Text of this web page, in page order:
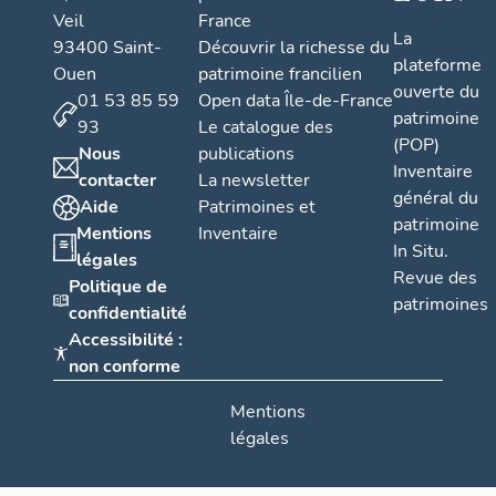
Veil
93400 Saint-
Ouen
01 53 85 59
93
Nous
contacter
Aide
Mentions
légales
Politique de
confidentialité
Accessibilité :
non conforme
France
Découvrir la richesse du
patrimoine francilien
Open data Île-de-France
Le catalogue des
publications
La newsletter
Patrimoines et
Inventaire
La
plateforme
ouverte du
patrimoine
(POP)
Inventaire
général du
patrimoine
In Situ.
Revue des
patrimoines
Mentions
légales